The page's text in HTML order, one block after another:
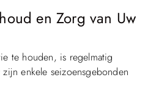
en Zorg van Uw
te houden, is regelmatig
enkele seizoensgebonden